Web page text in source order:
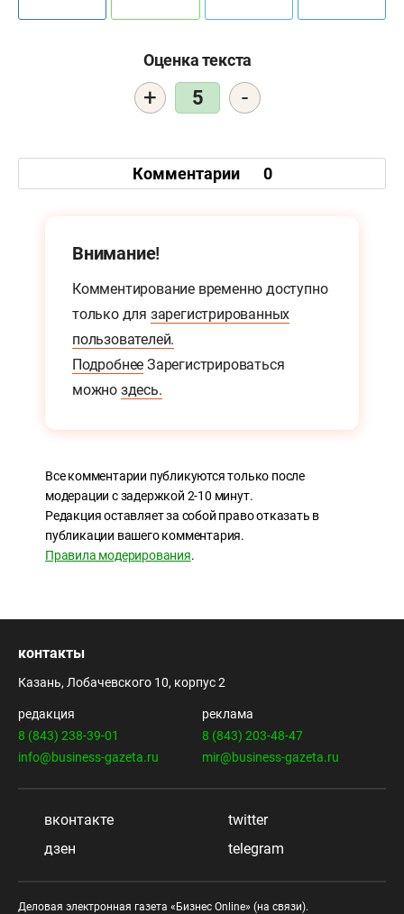
Оценка текста
+ 5 -
Комментарии 0
Внимание!
Комментирование временно доступно
только для зарегистрированных
пользователей.
Подробнее Зарегистрироваться
можно здесь.
Все комментарии публикуются только после
модерации с задержкой 2-10 минут.
Редакция оставляет за собой право отказать в
публикации вашего комментария.
Правила модерирования.
контакты
Казань, Лобачевского 10, корпус 2
редакция
8 (843) 238-39-01
info@business-gazeta.ru
реклама
8 (843) 203-48-47
mir@business-gazeta.ru
вконтакте
twitter
дзен
telegram
Деловая электронная газета «Бизнес Online» (на связи).